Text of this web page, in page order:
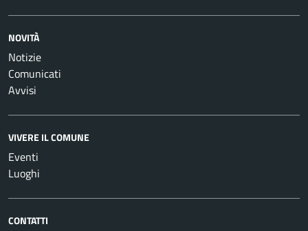
NOVITÀ
Notizie
Comunicati
Avvisi
VIVERE IL COMUNE
Eventi
Luoghi
CONTATTI